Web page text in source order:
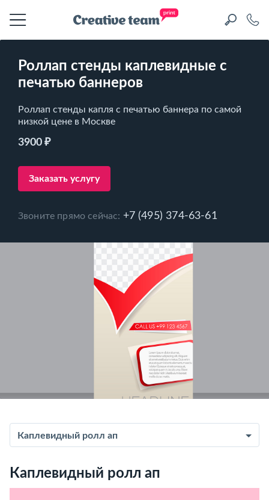
Роллап стенды каплевидные с
печатью баннеров
Роллап стенды капля с печатью баннера по самой
низкой цене в Москве
3900 ₽
Заказать услугу
Звоните прямо сейчас: +7 (495) 374-63-61
Каплевидный ролл ап
Каплевидный ролл ап